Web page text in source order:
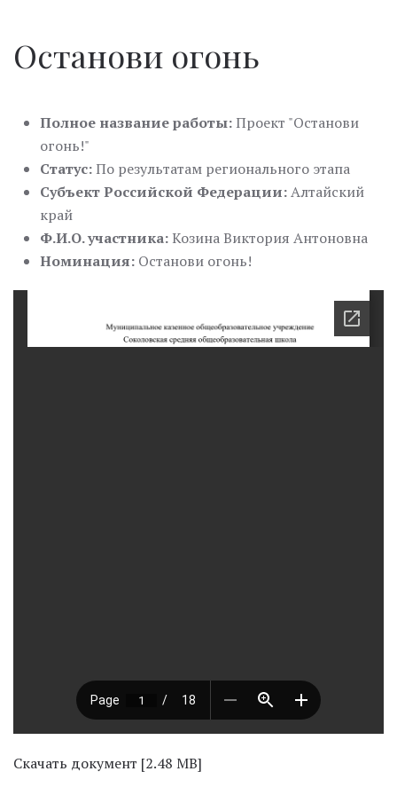
Останови огонь
Полное название работы:Проект "Останови
огонь!"
Статус:По результатам регионального этапа
Субъект Российской Федерации:Алтайский
край
Ф.И.О. участника:Козина Виктория Антоновна
Номинация: Останови огонь!
Скачать документ [2.48 MB]